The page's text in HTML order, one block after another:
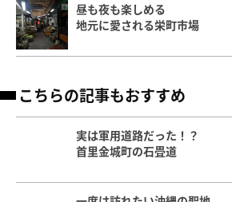
昼も夜も楽しめる
地元に愛される栄町市場
こちらの記事もおすすめ
実は軍用道路だった！？
首里金城町の石畳道